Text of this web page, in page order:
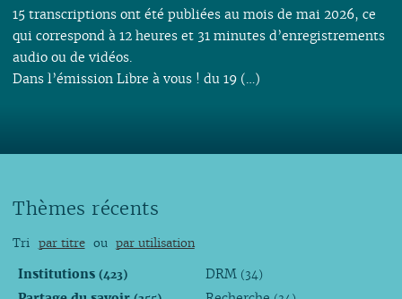
15 transcriptions ont été publiées au mois de mai 2026, ce
qui correspond à 12 heures et 31 minutes d’enregistrements
audio ou de vidéos.
Dans l’émission Libre à vous ! du 19 (…)
Thèmes récents
Tri par titre ou par utilisation
Institutions (423) DRM (34)